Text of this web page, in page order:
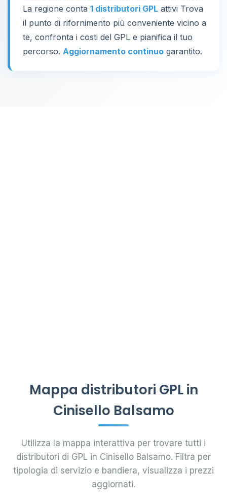
La regione conta 1 distributori GPL attivi Trova
il punto di rifornimento più conveniente vicino a
te, confronta i costi del GPL e pianifica il tuo
percorso. Aggiornamento continuo garantito.
Mappa distributori GPL in
Cinisello Balsamo
Utilizza la mappa interattiva per trovare tutti i
distributori di GPL in Cinisello Balsamo. Filtra per
tipologia di servizio e bandiera, visualizza i prezzi
aggiornati.